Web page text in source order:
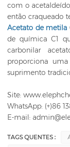
com o
então craqueado
Acetato de metila
de química C1
carbonilar
proporciona
suprimento
Site:
WhatsApp: (+)86
E-mail:
TAGS QUENTES :